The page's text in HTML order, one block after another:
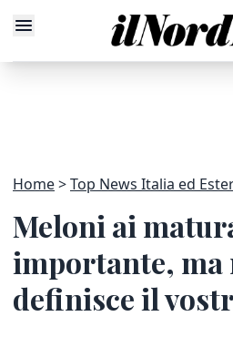
Home Top News Italia ed
Meloni ai
importante, ma
definisce il